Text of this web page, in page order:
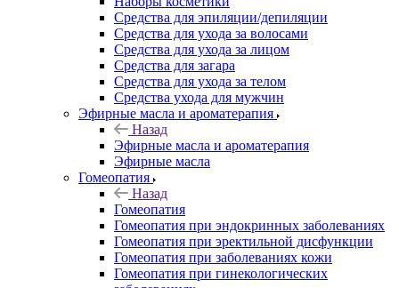
Средства для эпиляции/депиляции
Средства для ухода за волосами
Средства для ухода за лицом
Средства для загара
Средства для ухода за телом
Средства ухода для мужчин
Эфирные масла и ароматерапия
Назад
Эфирные масла и ароматерапия
Эфирные масла
Гомеопатия
Назад
Гомеопатия
Гомеопатия при эндокринных заболеваниях
Гомеопатия при эректильной дисфункции
Гомеопатия при заболеваниях кожи
Гомеопатия при гинекологических